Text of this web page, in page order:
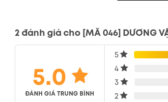
2 đánh giá cho [MÃ 046] DƯƠNG
5.0
ĐÁNH GIÁ TRUNG BÌNH
5
4
3
2